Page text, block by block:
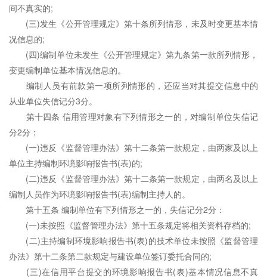
间不真实的;
(三)发生《公开管理规定》第十条所列情形，未及时变更基本情
况信息的;
(四)编制单位未发生《公开管理规定》第九条第一款所列情形，
变更编制单位基本情况信息的。
编制人员有前款第一项所列情形的，还应当对其提交信息中的
从业单位失信记分3分。
第十四条 信用管理对象有下列情形之一的，对编制单位失信记
分2分：
(一)违反《监督管理办法》第十二条第一款规定，由两家及以上
单位主持编制环境影响报告书(表)的;
(二)违反《监督管理办法》第十二条第一款规定，由两名及以上
编制人员作为环境影响报告书(表)编制主持人的。
第十五条 编制单位有下列情形之一的，失信记分2分：
(一)未按照《监督管理办法》第十五条规定将相关资料存档的;
(二)主持编制环境影响报告书(表)的技术单位未按照《监督管理
办法》第十二条第二款规定与建设单位签订委托合同的;
(三)在信用平台提交的环境影响报告书(表)基本情况信息不真